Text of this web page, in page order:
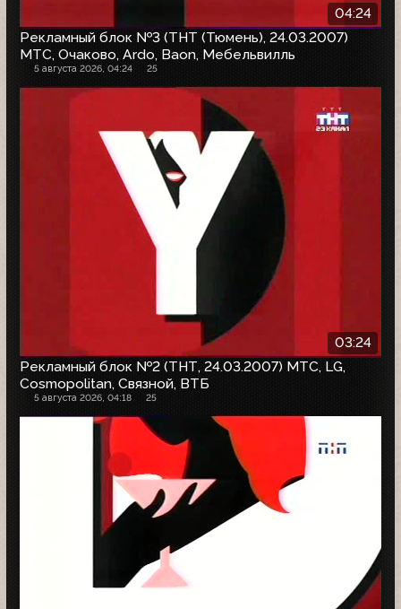
04:24
Рекламный блок №3 (ТНТ (Тюмень), 24.03.2007)
МТС, Очаково, Ardo, Baon, Мебельвилль
5 августа 2026, 04:24 25
03:24
Рекламный блок №2 (ТНТ, 24.03.2007) МТС, LG,
Cosmopolitan, Связной, ВТБ
5 августа 2026, 04:18 25